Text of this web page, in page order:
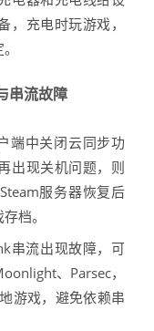
，充电时玩游戏，
串流故障
端中关闭云同步功
出现关机问题，则
服务器恢复后
档。
串流出现故障，可
、Parsec，
游戏，避免依赖串